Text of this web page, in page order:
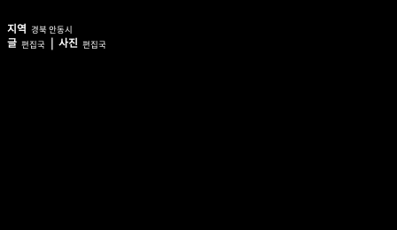
지역 경북 안동시
글 편집국 | 사진 편집국